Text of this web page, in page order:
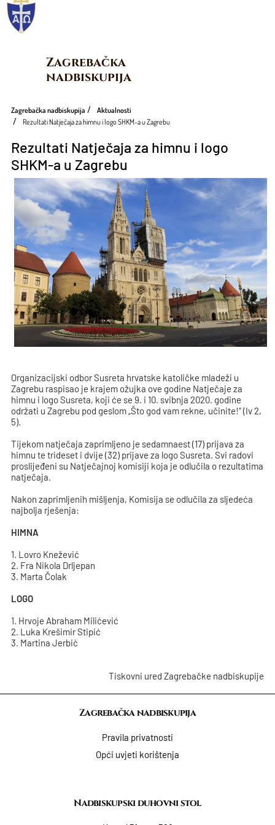
Zagrebačka
nadbiskupija
Zagrebačka nadbiskupija
Aktualnosti
Rezultati Natječaja za himnu i logo SHKM-a u Zagrebu
Rezultati Natječaja za himnu i logo
SHKM-a u Zagrebu
Organizacijski odbor Susreta hrvatske katoličke mladeži u
Zagrebu raspisao je krajem ožujka ove godine Natječaje za
himnu i logo Susreta, koji će se 9. i 10. svibnja 2020. godine
održati u Zagrebu pod geslom „Što god vam rekne, učinite!“ (Iv 2,
5).
Tijekom natječaja zaprimljeno je sedamnaest (17) prijava za
himnu te trideset i dvije (32) prijave za logo Susreta. Svi radovi
proslijeđeni su Natječajnoj komisiji koja je odlučila o rezultatima
natječaja.
Nakon zaprimljenih mišljenja, Komisija se odlučila za sljedeća
najbolja rješenja:
HIMNA
1. Lovro Knežević
2. Fra Nikola Drljepan
3. Marta Čolak
LOGO
1. Hrvoje Abraham Milićević
2. Luka Krešimir Stipić
3. Martina Jerbić
Tiskovni ured Zagrebačke nadbiskupije
Zagrebačka nadbiskupija
Pravila privatnosti
Opći uvjeti korištenja
Nadbiskupski duhovni stol